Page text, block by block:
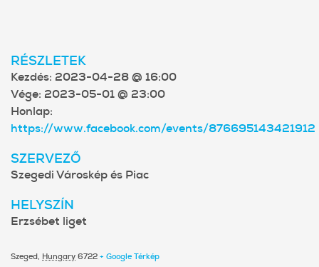
RÉSZLETEK
Kezdés: 2023-04-28 @ 16:00
Vége: 2023-05-01 @ 23:00
Honlap:
https://www.facebook.com/events/876695143421912
SZERVEZŐ
Szegedi Városkép és Piac
HELYSZÍN
Erzsébet liget
Szeged, Hungary 6722 + Google Térkép